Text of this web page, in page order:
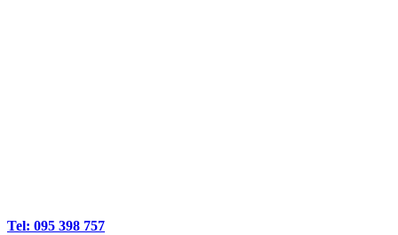
Tel: 095 398 757